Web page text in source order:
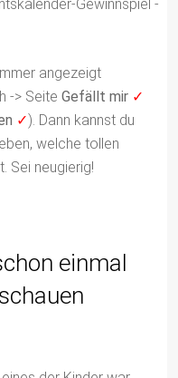
angezeigt
-> Seite Gefällt mir ✓
✓). Dann kannst du
welche tollen
Sei neugierig!
einmal